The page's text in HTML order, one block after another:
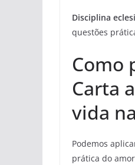
Disciplina
questões
Como
Carta
vida
Podemos
prática do